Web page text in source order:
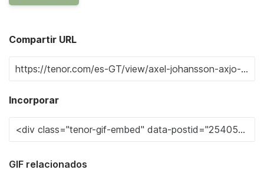
Compartir URL
Incorporar
GIF relacionados